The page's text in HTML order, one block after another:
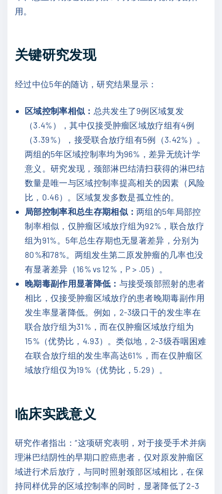
用。
关键研究发现
经过中位5年的随访，研究结果显示：
区域控制率相似： 总共发生了9例区域复发
（3.4%），其中仅接受肿瘤区域放疗组有4例
（3.39%），接受联合放疗组有5例（3.42%）。
两组的5年区域控制率均为96%，差异无统计学
意义。研究发现，颈部淋巴结清扫获得的淋巴结
数量是唯一与区域控制率提高相关的因素（风险
比，0.46）。区域复发多数是孤立性的。
局部控制率和总生存期相似：两组的5年局部控
制率相似，仅肿瘤区域放疗组为92%，联合放疗
组为91%。5年总生存期也无显著差异，分别为
80%和78%。两组发生第二原发肿瘤的几率也没
有显著差异（16% vs 12%，P > .05）。
晚期毒副作用显著降低： 与接受颈部照射的患者
相比，仅接受肿瘤区域放疗的患者晚期毒副作用
发生率显著降低。例如，2-3级口干的发生率在
联合放疗组为31%，而在仅肿瘤区域放疗组为
15%（优势比，4.93）。类似地，2-3级吞咽困难
在联合放疗组的发生率高达61%，而在仅肿瘤区
域放疗组仅为19%（优势比，5.29）。
临床实践意义
研究作者指出：“这项研究表明，对于接受手术并病
理淋巴结阴性的早期口腔癌患者，仅对原发肿瘤区
域进行术后放疗，与同时照射颈部区域相比，在保
持同样优异的区域控制率的同时，显著降低了2-3